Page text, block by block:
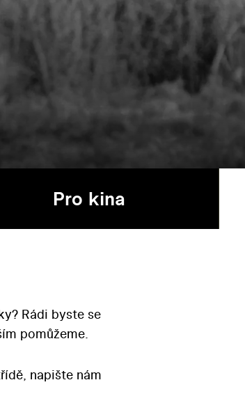
Pro kina
Rádi byste se
pomůžeme.
napište nám